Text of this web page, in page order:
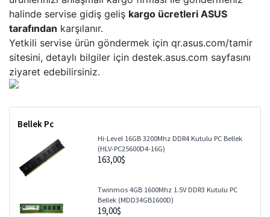
Bellek Pc
Hi-Level 16GB 3200Mhz DDR4 Kutulu PC Bellek
(HLV-PC25600D4-16G)
163,00$
Twinmos 4GB 1600Mhz 1.5V DDR3 Kutulu PC
Bellek (MDD34GB1600D)
19,00$